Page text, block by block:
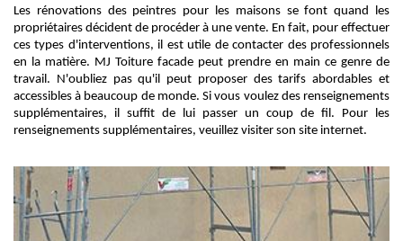
Les rénovations des peintres pour les maisons se font quand les
propriétaires décident de procéder à une vente. En fait, pour effectuer
ces types d'interventions, il est utile de contacter des professionnels
en la matière. MJ Toiture facade peut prendre en main ce genre de
travail. N'oubliez pas qu'il peut proposer des tarifs abordables et
accessibles à beaucoup de monde. Si vous voulez des renseignements
supplémentaires, il suffit de lui passer un coup de fil. Pour les
renseignements supplémentaires, veuillez visiter son site internet.